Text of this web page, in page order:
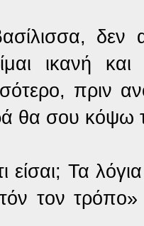
δεν
ικανή
πριν
θα σου κόψω
είσαι; Τα
τον